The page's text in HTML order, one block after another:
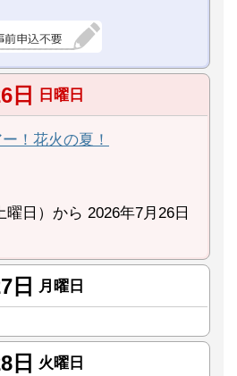
日 日曜日
！花火の夏！
曜日）から 2026年7月26日
日 月曜日
日 火曜日